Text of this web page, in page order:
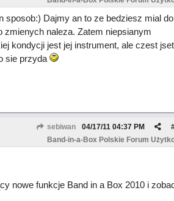
Dajmy an to ze bedziesz mial do
naleza. Zatem niepsianym
kondycji jest jej instrument, ale czest
sie przyda
sebiwan 04/17/11 04:37 PM
Band-in-a-Box Polskie Forum
nowe funkcje Band in a Box 2010 i